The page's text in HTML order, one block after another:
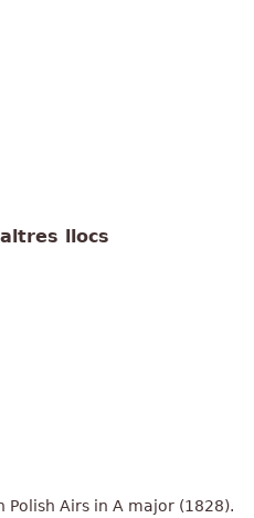
llocs
Polish Airs in A major (1828).